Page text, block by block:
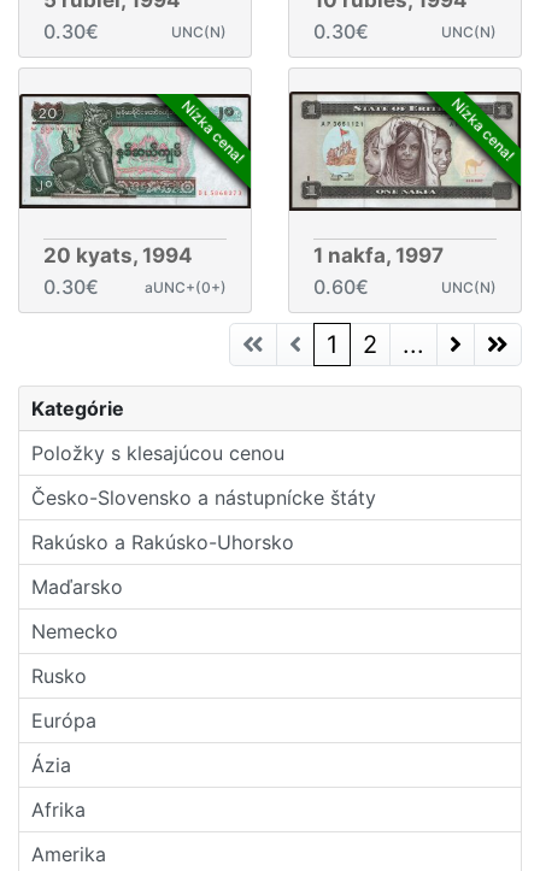
Kategórie
Položky s klesajúcou cenou
Česko-Slovensko a nástupní­cke štáty
Rakúsko a Rakúsko-Uhorsko
Maďarsko
Nemecko
Rusko
Európa
Ázia
Afrika
Amerika
0.30€
UNC(N)
0.30€
UNC(N)
Nízka cena!
20 kyats, 1994
0.30€
aUNC+(0+)
Nízka cena!
1 nakfa, 1997
0.60€
UNC(N)
1 (current)
2 ...